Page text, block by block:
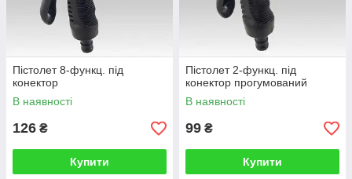
Пістолет 8-функц. під
конектор
В наявності
126 ₴
Купити
Пістолет 2-функц. під
конектор прогумований
В наявності
99 ₴
Купити